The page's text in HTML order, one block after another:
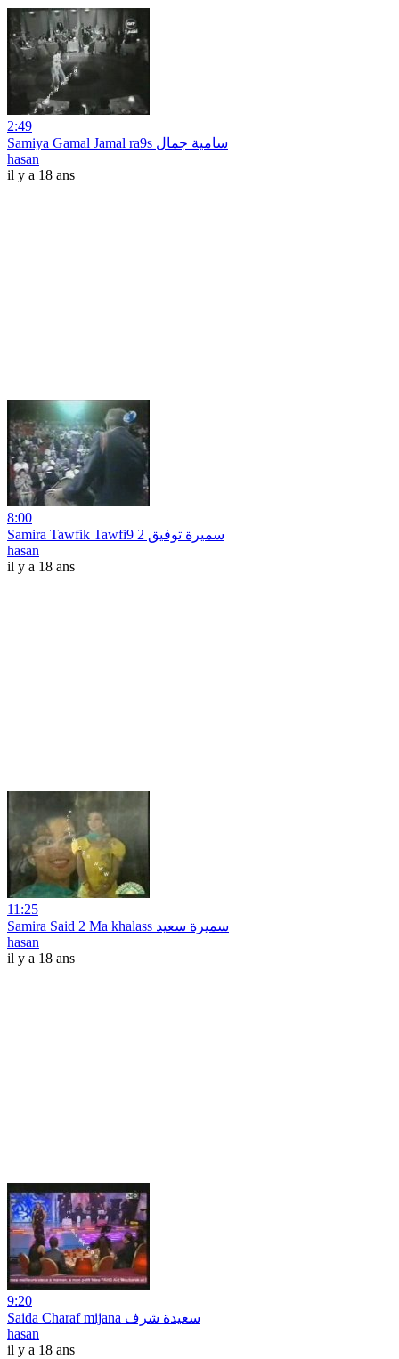
2:49
Samiya Gamal Jamal ra9s سامية جمال
hasan
il y a 18 ans
8:00
Samira Tawfik Tawfi9 سميرة توفيق 2
hasan
il y a 18 ans
11:25
Samira Said 2 Ma khalass سميرة سعيد
hasan
il y a 18 ans
9:20
Saida Charaf mijana سعيدة شرف
hasan
il y a 18 ans